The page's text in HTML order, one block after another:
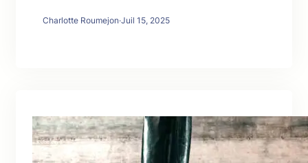
Charlotte Roumejon·Juil 15, 2025